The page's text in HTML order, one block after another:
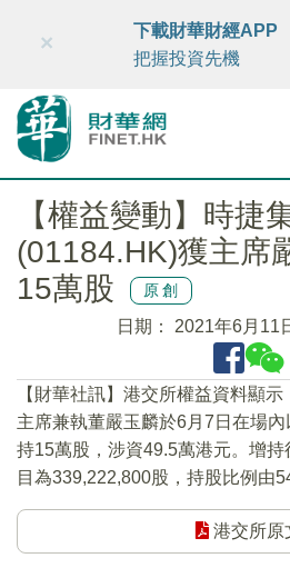
財華智庫網 FINTV
×
下載財華財經APP
把握投資先機
【權益變動】時捷
(01184.HK)獲主席
15萬股
原創
日期： 2021年6月11
【財華社訊】港交所權益資料顯
主席兼執董嚴玉麟於6月7日在場
持15萬股，涉資49.5萬港元。增
目為339,222,800股，持股比例由
港交所原